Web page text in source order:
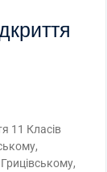
11 Класів